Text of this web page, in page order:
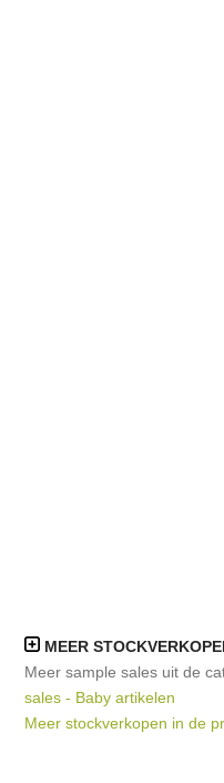
MEER
Meer sample sales uit de
sales - Baby artikelen
Meer stockverkopen in de